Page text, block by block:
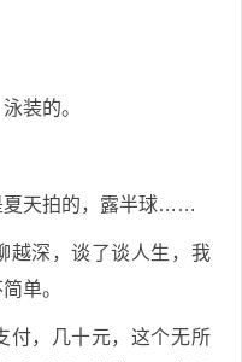
装的。
夏天拍的，露半球……
越深，谈了谈人生，我
单。
付，几十元，这个无所